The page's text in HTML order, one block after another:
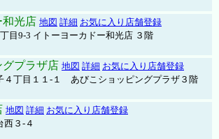
和光店 地図 詳細 お気に入り店舗登録
目9-3 イトーヨーカドー和光店 ３階
プラザ店 地図 詳細 お気に入り店舗登録
４丁目１１-１ あびこショッピングプラザ３階
地図 詳細 お気に入り店舗登録
西３-４